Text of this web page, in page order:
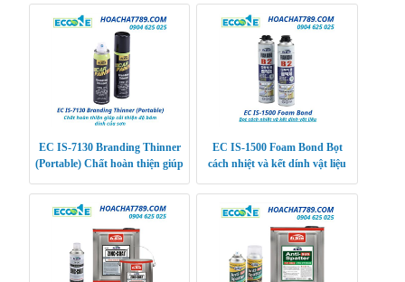
EC IS-7130 Branding Thinner
(Portable) Chất hoàn thiện giúp
EC IS-1500 Foam Bond Bọt
cách nhiệt và kết dính vật liệu